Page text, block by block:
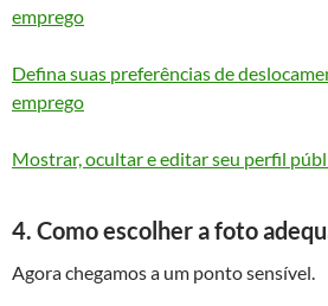
emprego
Defina suas preferências de
emprego
Mostrar, ocultar e editar seu perfil
4. Como escolher a foto
Agora chegamos a um ponto sensível.